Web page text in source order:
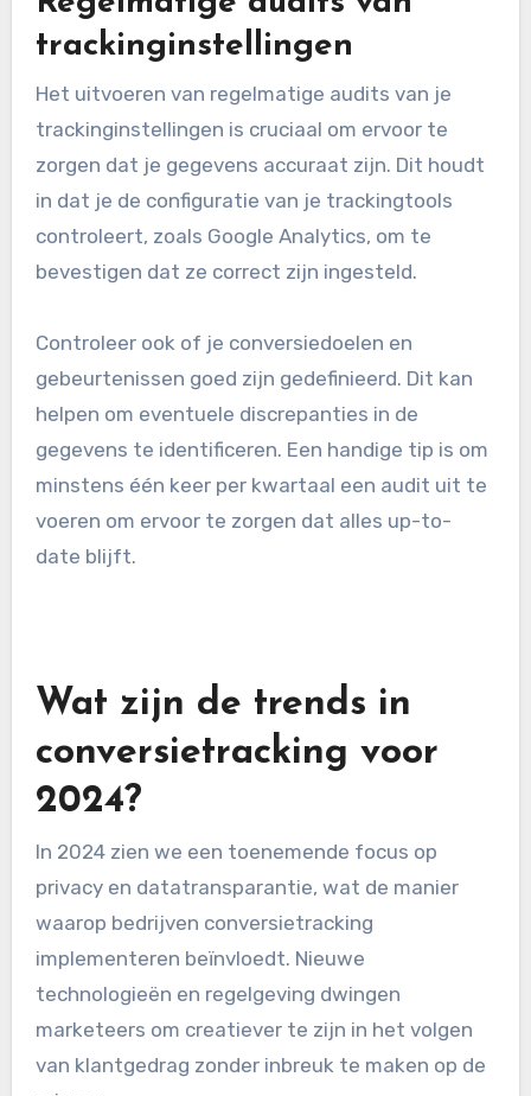
waar je verkeer vandaan komt en welke
campagnes de meeste conversies genereren.
Een goede praktijk is om een consistente
naamgevingsconventie te hanteren voor je
UTM-tags. Dit maakt het eenvoudiger om
gegevens te analyseren en te vergelijken.
Bijvoorbeeld, gebruik termen zoals ‘social’,
geven.
Regelmatige audits van
trackinginstellingen
bevestigen dat ze correct zijn ingesteld.
Controleer ook of je conversiedoelen en
gebeurtenissen goed zijn gedefinieerd. Dit kan
gegevens te identificeren. Een handige tip is om
minstens één keer per kwartaal een audit uit te
voeren om ervoor te zorgen dat alles up-to-
date blijft.